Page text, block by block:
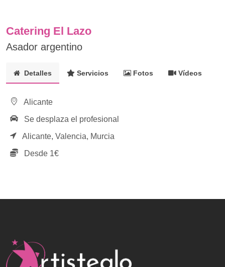
Catering El Lazo
Asador argentino
Detalles Servicios Fotos Vídeos
Alicante
Se desplaza el profesional
Alicante, Valencia, Murcia
Desde 1€